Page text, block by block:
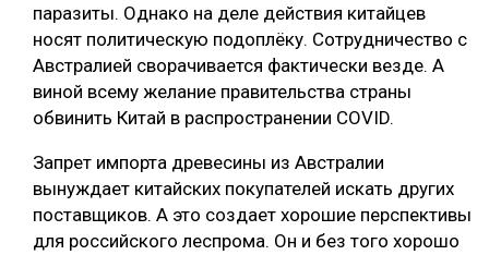
КОМПЛЕКСНАЯ ПЕРЕРАБОТКА
ЛЕСОПИЛЕНИЕ
ДЕРЕВЯННОЕ ДОМОСТРОЕНИЕ
БЕЗОПАСНОЕ ПРОИЗВОДСТВО
СОРТИРОВКА ДРЕВЕСИНЫ
паразиты. Однако на деле действия китайцев
носят политическую подоплёку. Сотрудничество с
Австралией сворачивается фактически везде. А
виной всему желание правительства страны
обвинить Китай в распространении COVID.
Запрет импорта древесины из Австралии
вынуждает китайских покупателей искать других
поставщиков. А это создает хорошие перспективы
для российского леспрома. Он и без того хорошо